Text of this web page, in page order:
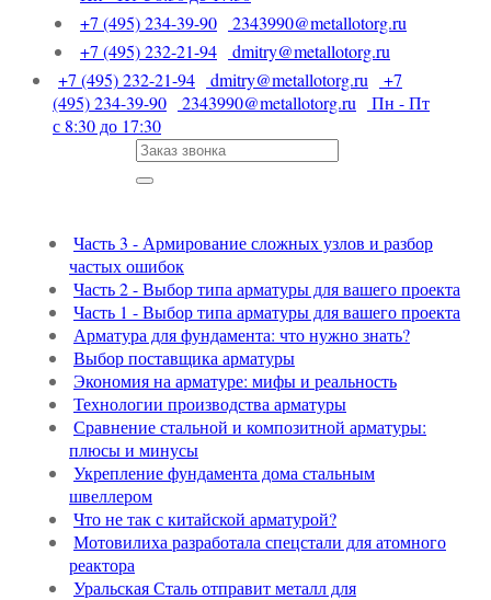
+7 (495) 234-39-90
2343990@metallotorg.ru
+7 (495) 232-21-94
dmitry@metallotorg.ru
+7 (495) 232-21-94
dmitry@metallotorg.ru
+7
(495) 234-39-90
2343990@metallotorg.ru
Пн - Пт
с 8:30 до 17:30
Часть 3 - Армирование сложных узлов и разбор
частых ошибок
Часть 2 - Выбор типа арматуры для вашего проекта
Часть 1 - Выбор типа арматуры для вашего проекта
Арматура для фундамента: что нужно знать?
Выбор поставщика арматуры
Экономия на арматуре: мифы и реальность
Технологии производства арматуры
Сравнение стальной и композитной арматуры:
плюсы и минусы
Укрепление фундамента дома стальным
швеллером
Что не так с китайской арматурой?
Мотовилиха разработала спецстали для атомного
реактора
Уральская Сталь отправит металл для